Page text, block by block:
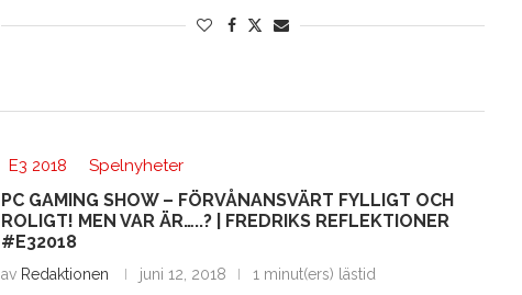
E3 2018 Spelnyheter
PC GAMING SHOW – FÖRVÅNANSVÄRT FYLLIGT OCH
ROLIGT! MEN VAR ÄR…..? | FREDRIKS REFLEKTIONER
#E32018
av Redaktionen juni 12, 2018 1 minut(ers) lästid